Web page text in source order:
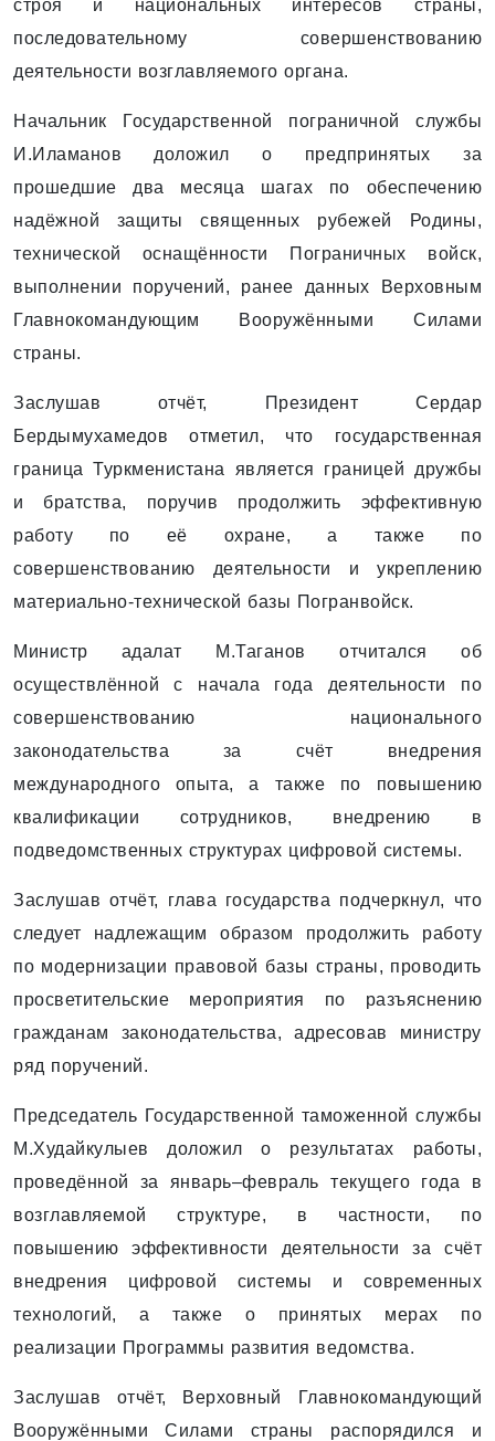
строя и национальных интересов страны,
последовательному совершенствованию
деятельности возглавляемого органа.
Начальник Государственной пограничной службы
И.Иламанов доложил о предпринятых за
прошедшие два месяца шагах по обеспечению
надёжной защиты священных рубежей Родины,
технической оснащённости Пограничных войск,
выполнении поручений, ранее данных Верховным
Главнокомандующим Вооружёнными Силами
страны.
Заслушав отчёт, Президент Сердар
Бердымухамедов отметил, что государственная
граница Туркменистана является границей дружбы
и братства, поручив продолжить эффективную
работу по её охране, а также по
совершенствованию деятельности и укреплению
материально-технической базы Погранвойск.
Министр адалат М.Таганов отчитался об
осуществлённой с начала года деятельности по
совершенствованию национального
законодательства за счёт внедрения
международного опыта, а также по повышению
квалификации сотрудников, внедрению в
подведомственных структурах цифровой системы.
Заслушав отчёт, глава государства подчеркнул, что
следует надлежащим образом продолжить работу
по модернизации правовой базы страны, проводить
просветительские мероприятия по разъяснению
гражданам законодательства, адресовав министру
ряд поручений.
Председатель Государственной таможенной службы
М.Худайкулыев доложил о результатах работы,
проведённой за январь–февраль текущего года в
возглавляемой структуре, в частности, по
повышению эффективности деятельности за счёт
внедрения цифровой системы и современных
технологий, а также о принятых мерах по
реализации Программы развития ведомства.
Заслушав отчёт, Верховный Главнокомандующий
Вооружёнными Силами страны распорядился и